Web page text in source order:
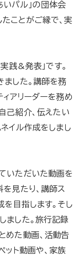
いパル」の団体会
ことがご縁で、実
践&発表」です。
した。講師を務
アリーダーを務め
己紹介、伝えたい
イル作成をしまし
いただいた動画を
見たり、講師ス
目指します。そし
ました。旅行記録
めた動画、活動告
ット動画や、家族